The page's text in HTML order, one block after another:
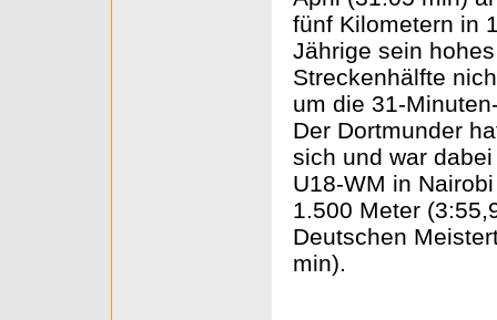
fünf Kilometern in
Jährige sein
Streckenhälfte
um die 31-
Der Dortmunder
sich und war
U18-WM in
1.500 Meter
Deutschen
min).